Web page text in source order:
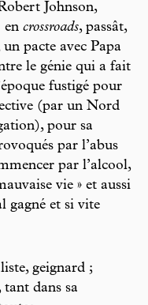
Johnson,
en crossroads, passât,
pacte avec Papa
le génie qui a fait
fustigé pour
(par un Nord
pour sa
par l’abus
par l’alcool,
vie » et aussi
gagné et si vite
geignard ;
tant dans sa